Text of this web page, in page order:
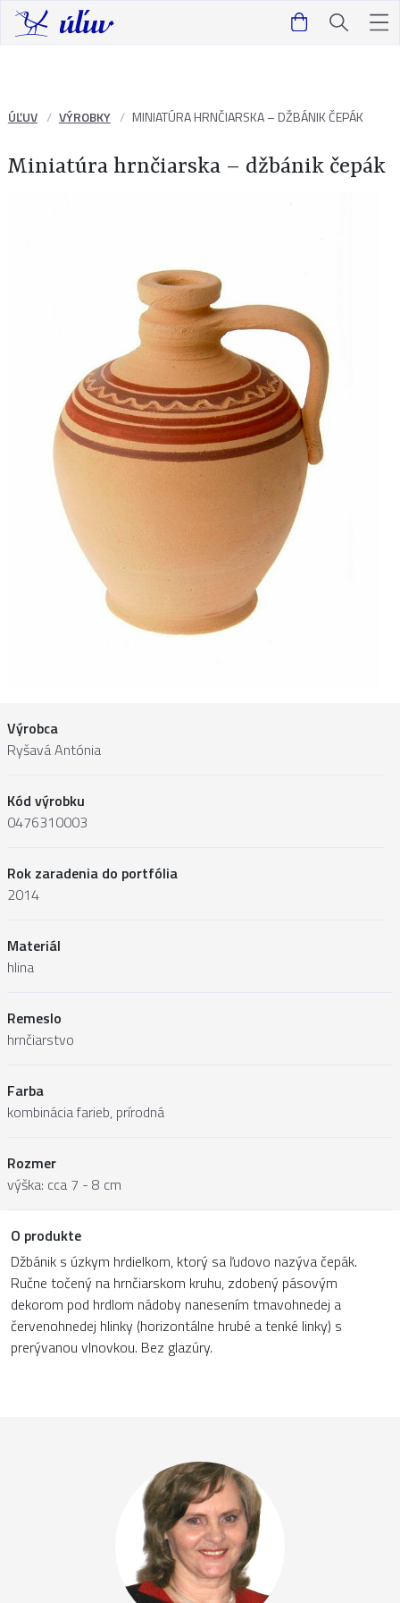
ÚĽUV VÝROBKY MINIATÚRA HRNČIARSKA – DŽBÁNIK ČEPÁK
Miniatúra hrnčiarska – džbánik čepák
Výrobca
Ryšavá Antónia
Kód výrobku
0476310003
Rok zaradenia do portfólia
2014
Materiál
hlina
Remeslo
hrnčiarstvo
Farba
kombinácia farieb, prírodná
Rozmer
výška: cca 7 - 8 cm
O produkte
Džbánik s úzkym hrdielkom, ktorý sa ľudovo nazýva čepák.
Ručne točený na hrnčiarskom kruhu, zdobený pásovým
dekorom pod hrdlom nádoby nanesením tmavohnedej a
červenohnedej hlinky (horizontálne hrubé a tenké linky) s
prerývanou vlnovkou. Bez glazúry.